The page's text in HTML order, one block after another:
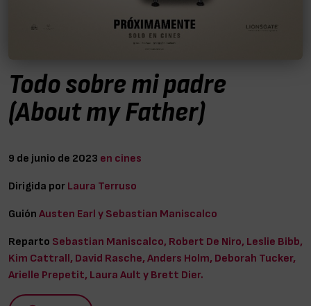
Todo sobre mi padre
(About my Father)
9 de junio de 2023 en cines
Dirigida por Laura Terruso
Guión Austen Earl y Sebastian Maniscalco
Reparto Sebastian Maniscalco, Robert De Niro, Leslie Bibb,
Kim Cattrall, David Rasche, Anders Holm, Deborah Tucker,
Arielle Prepetit, Laura Ault y Brett Dier.